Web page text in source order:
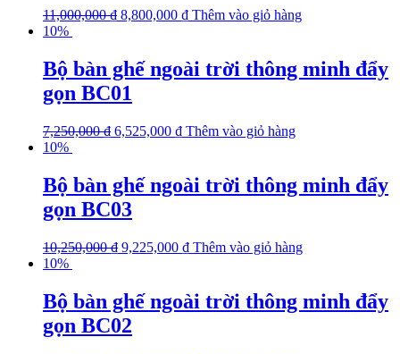
11,000,000₫ 8,800,000 ₫ Thêm vào giỏ hàng
10%
Bộ bàn ghế ngoài trời thông minh đẩy
gọn BC01
7,250,000₫ 6,525,000 ₫ Thêm vào giỏ hàng
10%
Bộ bàn ghế ngoài trời thông minh đẩy
gọn BC03
10,250,000₫ 9,225,000 ₫ Thêm vào giỏ hàng
10%
Bộ bàn ghế ngoài trời thông minh đẩy
gọn BC02